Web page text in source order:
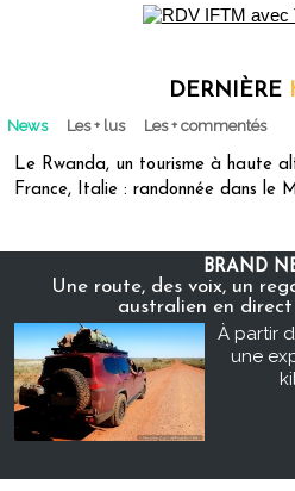
DERNIÈRE
News Les + lus Les + commentés
Le Rwanda, un tourisme à haute
France, Italie : randonnée dans le
BRAND
Une route, des voix, un
australien en
À partir
une